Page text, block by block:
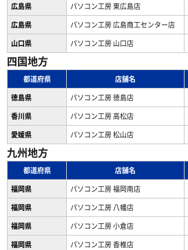
広島県
パソコン工房 東広島店
広島県
パソコン工房 広島商工センター店
山口県
パソコン工房 山口店
四国地方
都道府県 店舗名
徳島県
パソコン工房 徳島店
香川県
パソコン工房 高松店
愛媛県
パソコン工房 松山店
九州地方
都道府県 店舗名
福岡県
パソコン工房 福岡南店
福岡県
パソコン工房 八幡店
福岡県
パソコン工房 小倉店
福岡県
パソコン工房 香椎店